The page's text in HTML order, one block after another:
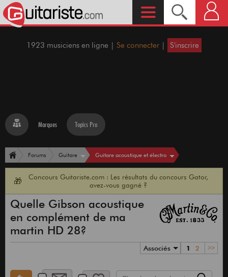
1923 musiciens en ligne | Se connecter | S'inscrire
Marques Topics Pro
Forums Guitare Guitare acoustique et électro
🎁
Concours Guitariste.com : Les résultats du concours Gator,
avez-vous gagné ?
Quelle Gibson acoustique
en complément de ma
martin HD 28?
Associés 1 2 >>